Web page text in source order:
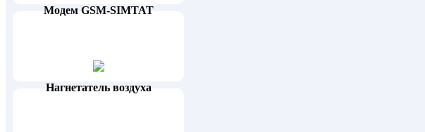
Модем GSM-SIMTAT
Нагнетатель воздуха